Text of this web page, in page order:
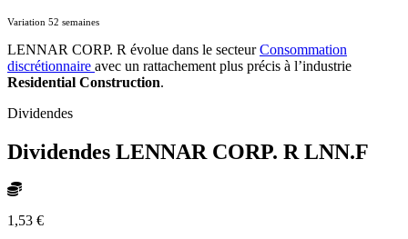
Variation 52 semaines
LENNAR CORP. R évolue dans le secteurConsommation
discrétionnaire avec un rattachement plus précis à l’industrie
Residential Construction.
Dividendes
Dividendes LENNAR CORP. R LNN.F
1,53 €